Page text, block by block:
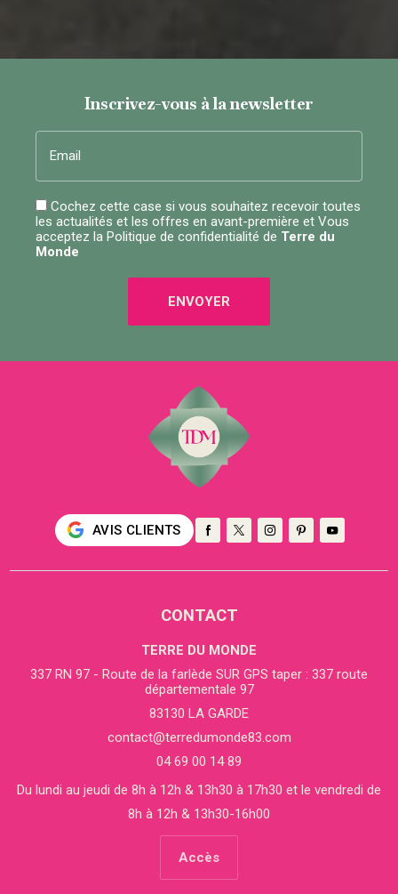
Inscrivez-vous à la newsletter
Email
Cochez cette case si vous souhaitez recevoir toutes
les actualités et les offres en avant-première et Vous
acceptez la Politique de confidentialité de Terre du
Monde
AVIS CLIENTS
CONTACT
TERRE DU MONDE
337 RN 97 - Route de la farlède SUR GPS taper : 337 route
départementale 97
83130 LA GARDE
contact@terredumonde83.com
04 69 00 14 89
Du lundi au jeudi de 8h à 12h & 13h30 à 17h30 et le vendredi de
8h à 12h & 13h30-16h00
Accès